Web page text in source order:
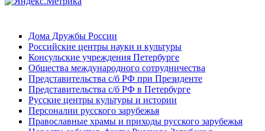
Дома Дружбы России
Российские центры науки и культуры
Консульские учреждения Петербурге
Общества международного сотрудничества
Представительства с/б РФ при Президенте
Представительства с/б РФ в Петербурге
Русские центры культуры и истории
Персоналии русского зарубежья
Православные храмы и приходы русского зарубежья